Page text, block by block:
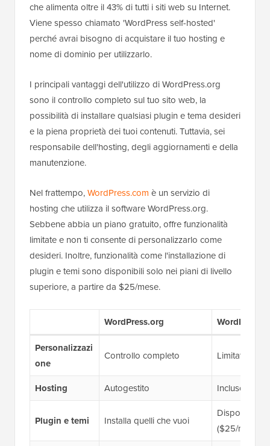
che alimenta oltre il 43% di tutti i siti web su Internet.
Viene spesso chiamato 'WordPress self-hosted'
perché avrai bisogno di acquistare il tuo hosting e
nome di dominio per utilizzarlo.
I principali vantaggi dell'utilizzo di WordPress.org
sono il controllo completo sul tuo sito web, la
possibilità di installare qualsiasi plugin e tema desideri
e la piena proprietà dei tuoi contenuti. Tuttavia, sei
responsabile dell'hosting, degli aggiornamenti e della
manutenzione.
Nel frattempo,WordPress.com è un servizio di
hosting che utilizza il software WordPress.org.
Sebbene abbia un piano gratuito, offre funzionalità
limitate e non ti consente di personalizzarlo come
desideri. Inoltre, funzionalità come l'installazione di
plugin e temi sono disponibili solo nei piani di livello
superiore, a partire da $25/mese.
WordPress.org
Personalizzazi
one
Controllo completo Limitato dal
Hosting Autogestito Incluso in
Plugin e temi Installa quelli che vuoi
Disponibili
($25/mese)